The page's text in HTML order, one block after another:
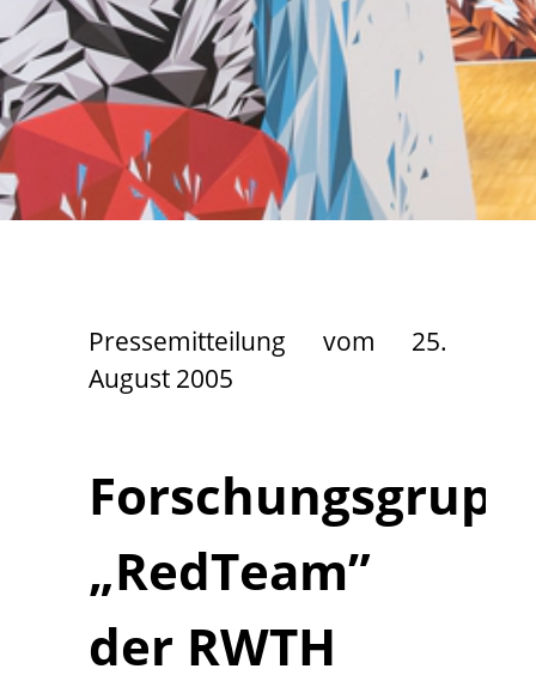
Pressemitteilung vom 25.
August 2005
„RedTeam”
der RWTH